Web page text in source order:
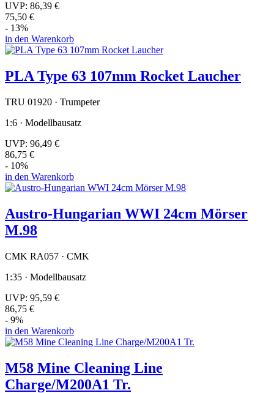
UVP: 86,39 €
75,50 €
- 13%
in den Warenkorb
PLA Type 63 107mm Rocket Laucher
TRU 01920 · Trumpeter
1:6 · Modellbausatz
UVP: 96,49 €
86,75 €
- 10%
in den Warenkorb
Austro-Hungarian WWI 24cm Mörser
M.98
CMK RA057 · CMK
1:35 · Modellbausatz
UVP: 95,59 €
86,75 €
- 9%
in den Warenkorb
M58 Mine Cleaning Line
Charge/M200A1 Tr.